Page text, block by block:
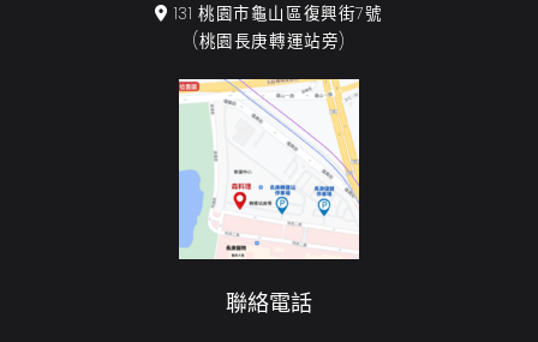
131 桃園市龜山區復興街7號
(桃園長庚轉運站旁)
聯絡電話